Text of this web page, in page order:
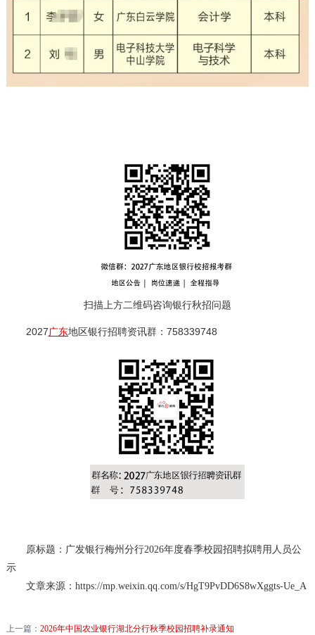
扫描上方二维码咨询银行秋招问题
2027广东地区银行招聘资讯群：758339748
原标题：广发银行梅州分行2026年度春季校园招聘拟聘用人员公
示
文章来源：https://mp.weixin.qq.com/s/HgT9PvDD6S8wXggts-Ue_A
上一篇： 2026年中国农业银行湖北分行秋季校园招聘补录通知